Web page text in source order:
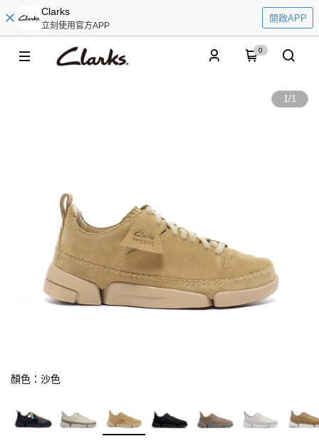
Clarks
立刻使用官方APP
開啟APP
0
1/1
顏色：沙色